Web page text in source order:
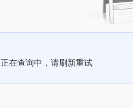
正在查询中，请刷新重试